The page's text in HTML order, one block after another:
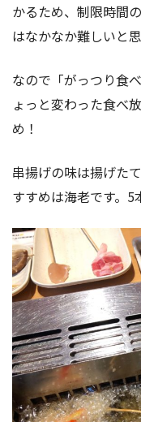
かるため、制限時間
はなかなか難しいと思
なので「がっつり食
ょっと変わった食べ
め！
串揚げの味は揚げた
すすめは海老です。5